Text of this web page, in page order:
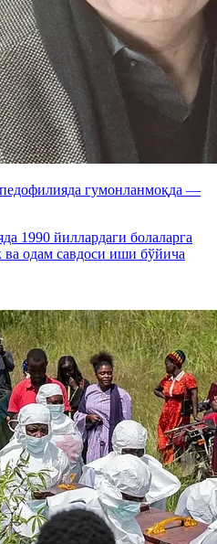
гумонланмоқда —
1990 йиллардаги болаларга
одам савдоси иши бўйича